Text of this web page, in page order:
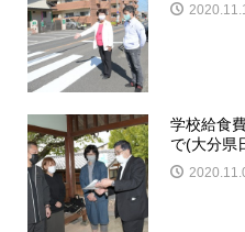
学校給食
で(大分県